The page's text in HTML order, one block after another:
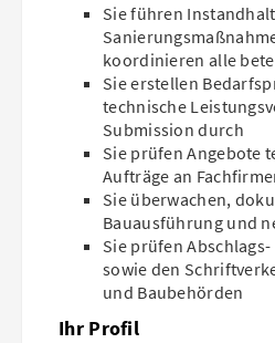
Sie führen
koordinieren alle
Sie erstellen
technische
Submission durch
Sie prüfen Angebote
Aufträge an
Sie überwachen,
Bauausführung und
Sie prüfen
sowie den
und Baubehörden
Ihr Profil